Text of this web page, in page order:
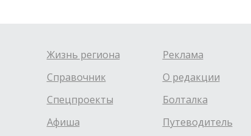
Жизнь региона
Справочник
Спецпроекты
Афиша
Реклама
О редакции
Болталка
Путеводитель